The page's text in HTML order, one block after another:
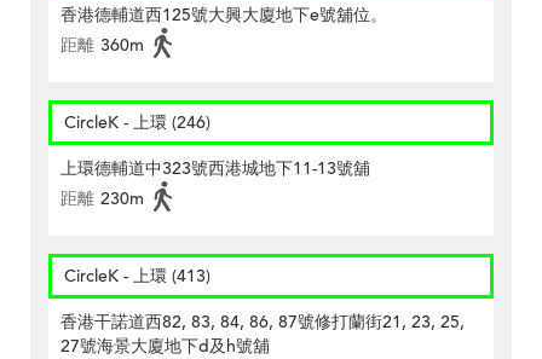
香港德輔道西125號大興大廈地下e號舖位。
距離 360m
CircleK - 上環 (246)
上環德輔道中323號西港城地下11-13號舖
距離 230m
CircleK - 上環 (413)
香港干諾道西82, 83, 84, 86, 87號修打蘭街21, 23, 25,
27號海景大廈地下d及h號舖